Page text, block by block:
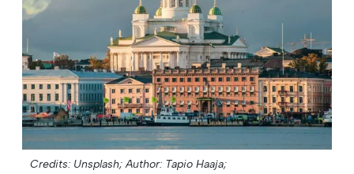
Credits: Unsplash; Author: Tapio Haaja;